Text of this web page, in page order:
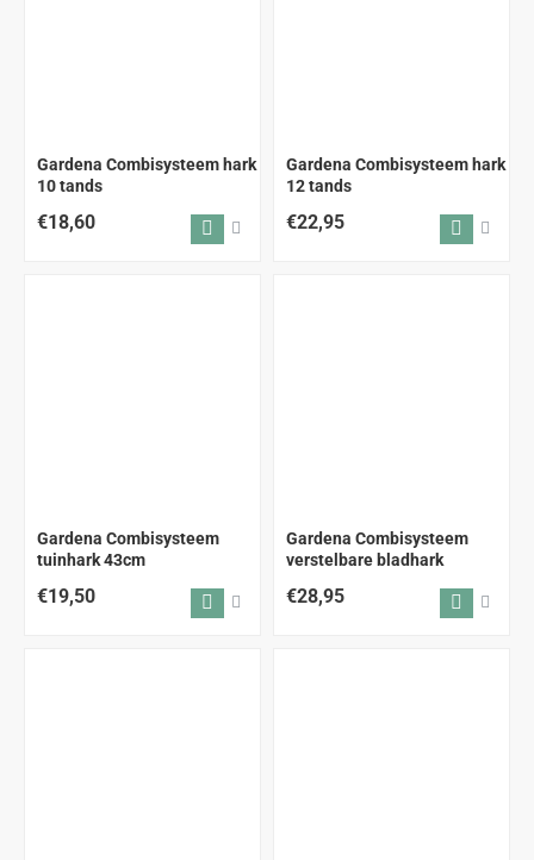
Gardena Combisysteem hark
10 tands
€18,60
Gardena Combisysteem hark
12 tands
€22,95
Gardena Combisysteem
tuinhark 43cm
€19,50
Gardena Combisysteem
verstelbare bladhark
€28,95